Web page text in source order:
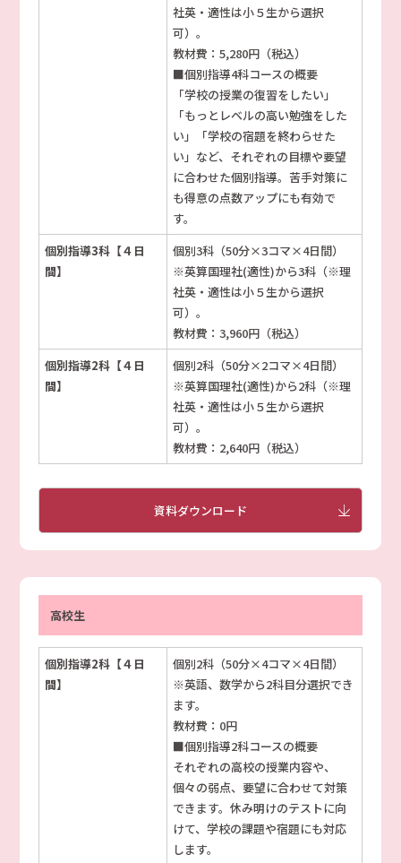
社英・適性は小５生から選択
可）。
教材費：5,280円（税込）
■個別指導4科コースの概要
「学校の授業の復習をしたい」
「もっとレベルの高い勉強をした
い」「学校の宿題を終わらせた
い」など、それぞれの目標や要望
に合わせた個別指導。苦手対策に
も得意の点数アップにも有効で
す。
個別指導3科【４日
間】
個別3科（50分×3コマ×4日間）
※英算国理社(適性)から3科（※理
社英・適性は小５生から選択
可）。
教材費：3,960円（税込）
個別指導2科【４日
間】
個別2科（50分×2コマ×4日間）
※英算国理社(適性)から2科（※理
社英・適性は小５生から選択
可）。
教材費：2,640円（税込）
資料ダウンロード
高校生
個別指導2科【４日
間】
個別2科（50分×4コマ×4日間）
※英語、数学から2科目分選択でき
ます。
教材費：0円
■個別指導2科コースの概要
それぞれの高校の授業内容や、
個々の弱点、要望に合わせて対策
できます。休み明けのテストに向
けて、学校の課題や宿題にも対応
します。